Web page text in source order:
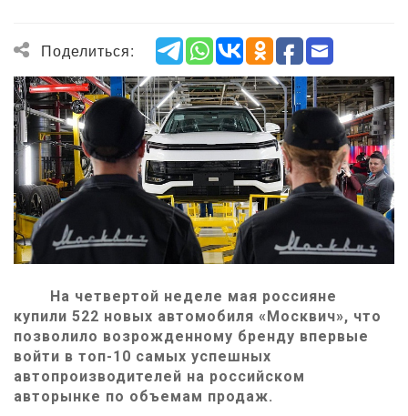
Поделиться:
На четвертой неделе мая россияне
купили 522 новых автомобиля «Москвич», что
позволило возрожденному бренду впервые
войти в топ-10 самых успешных
автопроизводителей на российском
авторынке по объемам продаж.